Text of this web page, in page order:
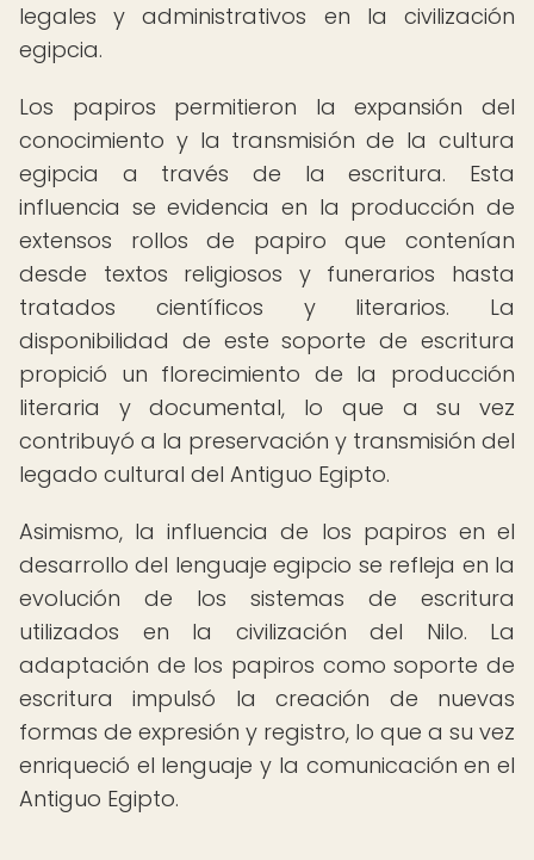
legales y administrativos en la civilización
egipcia.
Los papiros permitieron la expansión del
conocimiento y la transmisión de la cultura
egipcia a través de la escritura. Esta
influencia se evidencia en la producción de
extensos rollos de papiro que contenían
desde textos religiosos y funerarios hasta
tratados científicos y literarios. La
disponibilidad de este soporte de escritura
propició un florecimiento de la producción
literaria y documental, lo que a su vez
contribuyó a la preservación y transmisión del
legado cultural del Antiguo Egipto.
Asimismo, la influencia de los papiros en el
desarrollo del lenguaje egipcio se refleja en la
evolución de los sistemas de escritura
utilizados en la civilización del Nilo. La
adaptación de los papiros como soporte de
escritura impulsó la creación de nuevas
formas de expresión y registro, lo que a su vez
enriqueció el lenguaje y la comunicación en el
Antiguo Egipto.